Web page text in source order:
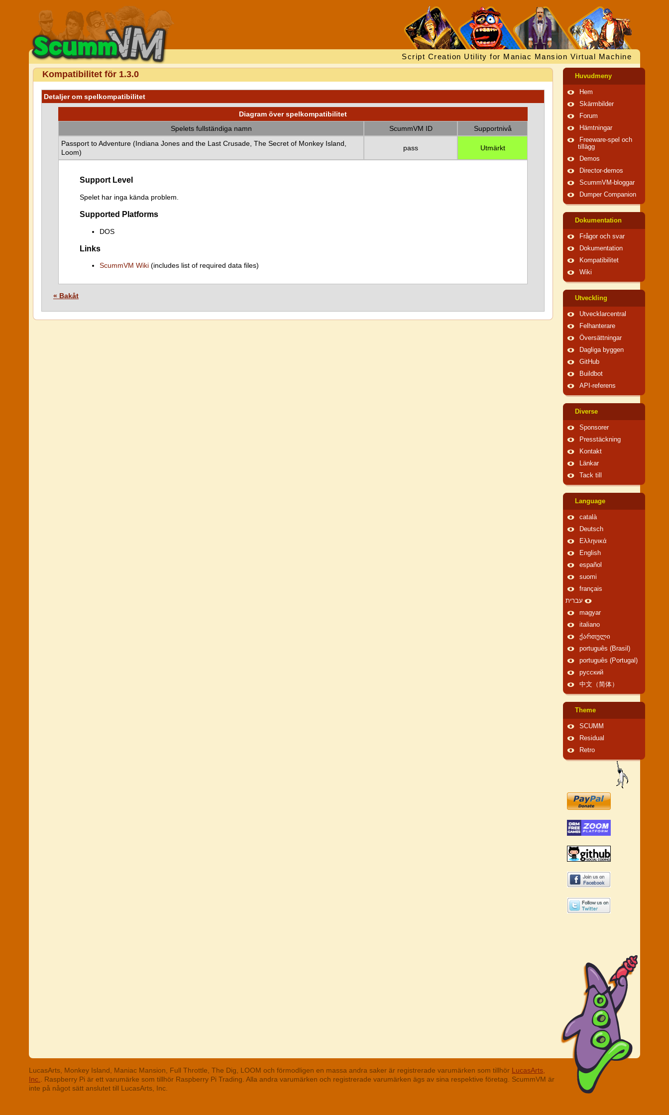
Script Creation Utility for Maniac Mansion Virtual Machine
Kompatibilitet för 1.3.0
Detaljer om spelkompatibilitet
Diagram över spelkompatibilitet
Spelets fullständiga namn
ScummVM ID
Supportnivå
Passport to Adventure (Indiana Jones and the Last Crusade, The Secret of Monkey Island,
Loom)
pass Utmärkt
Support Level
Spelet har inga kända problem.
Supported Platforms
DOS
Links
ScummVM Wiki (includes list of required data files)
« Bakåt
Huvudmeny
Hem
Skärmbilder
Forum
Hämtningar
Freeware-spel och
tillägg
Demos
Director-demos
ScummVM-bloggar
Dumper Companion
Dokumentation
Frågor och svar
Dokumentation
Kompatibilitet
Wiki
Utveckling
Utvecklarcentral
Felhanterare
Översättningar
Dagliga byggen
GitHub
Buildbot
API-referens
Diverse
Sponsorer
Presstäckning
Kontakt
Länkar
Tack till
Language
català
Deutsch
Ελληνικά
English
español
suomi
français
עברית
magyar
italiano
ქართული
português (Brasil)
português (Portugal)
русский
中文（简体）
Theme
SCUMM
Residual
Retro
LucasArts, Monkey Island, Maniac Mansion, Full Throttle, The Dig, LOOM och förmodligen en massa andra saker är registrerade varumärken som tillhör LucasArts,
Inc.
. Raspberry Pi är ett varumärke som tillhör Raspberry Pi Trading. Alla andra varumärken och registrerade varumärken ägs av sina respektive företag. ScummVM är
inte på något sätt anslutet till LucasArts, Inc.